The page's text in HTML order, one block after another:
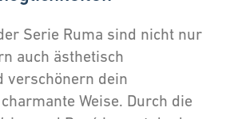
Serie Ruma sind nicht nur
auch ästhetisch
verschönern dein
Weise. Durch die